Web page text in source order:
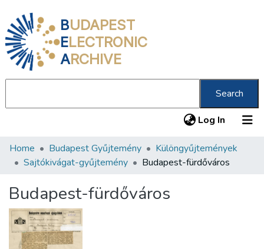
BUDAPEST
ELECTRONIC
ARCHIVE
Search
Log In (current)
Communities & Collections
Statistics
About us
Home Budapest Gyűjtemény
Különgyűjtemények
Sajtókivágat-gyűjtemény
Budapest-fürdőváros
Budapest-fürdőváros